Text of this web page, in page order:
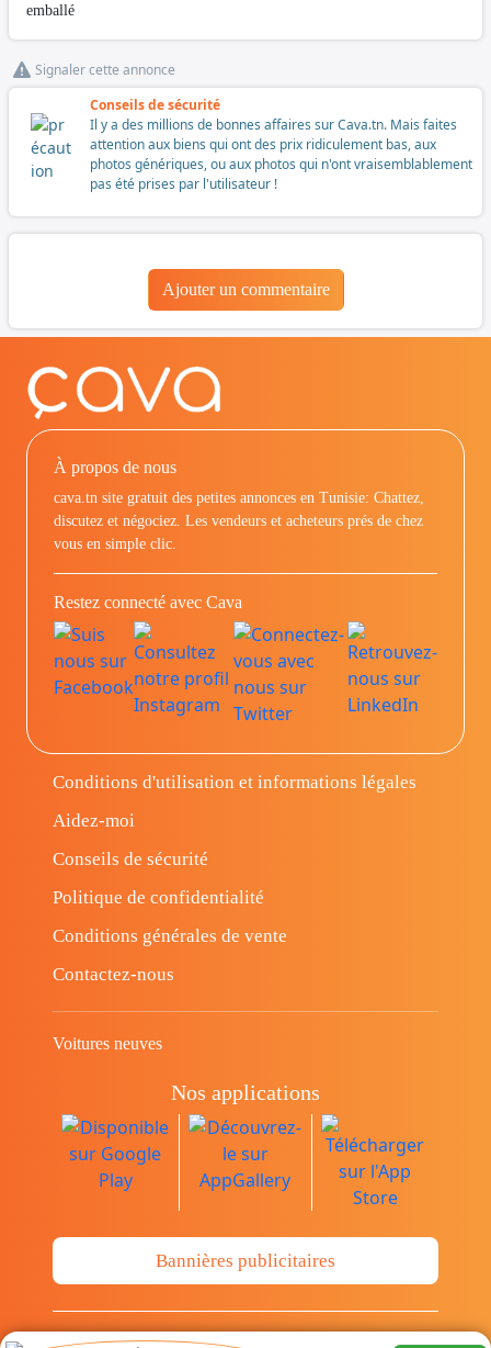
emballé
Signaler cette annonce
Conseils de sécurité
Il y a des millions de bonnes affaires sur Cava.tn. Mais faites
attention aux biens qui ont des prix ridiculement bas, aux
photos génériques, ou aux photos qui n'ont vraisemblablement
pas été prises par l'utilisateur !
Ajouter un commentaire
À propos de nous
cava.tn site gratuit des petites annonces en Tunisie: Chattez,
discutez et négociez. Les vendeurs et acheteurs prés de chez
vous en simple clic.
Restez connecté avec Cava
Conditions d'utilisation et informations légales
Aidez-moi
Conseils de sécurité
Politique de confidentialité
Conditions générales de vente
Contactez-nous
Voitures neuves
Nos applications
Bannières publicitaires
© Copyright 2014-2026 Cava.tn Limited Tous